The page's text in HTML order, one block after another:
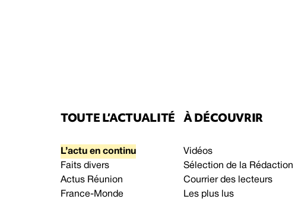
TOUTE L’ACTUALITÉ
L’actu en continu
Faits divers
Actus Réunion
France-Monde
À DÉCOUVRIR
Vidéos
Sélection de la Rédaction
Courrier des lecteurs
Les plus lus